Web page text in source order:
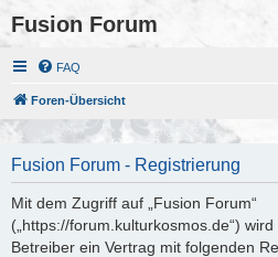
Fusion Forum
FAQ
Foren-Übersicht
Fusion Forum - Registrierung
Mit dem Zugriff auf „Fusion Forum“
(„https://forum.kulturkosmos.de“)
Betreiber ein Vertrag mit folgenden